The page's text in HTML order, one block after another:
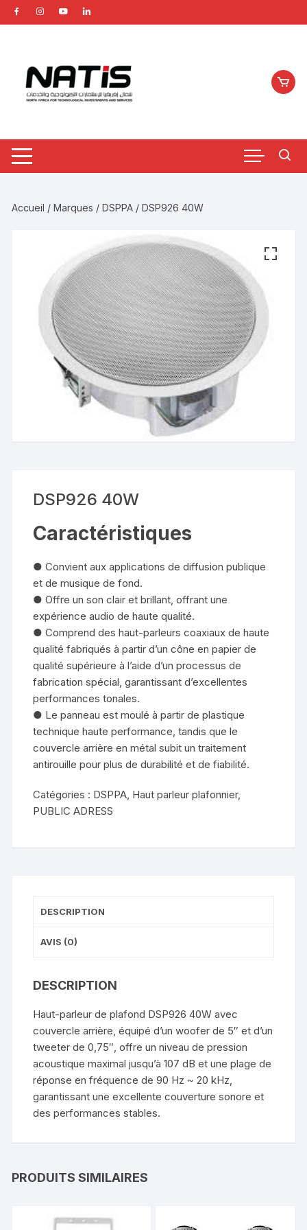
Aller
au
Accueil /Marques /DSPPA / DSP926 40W
DSP926 40W
Caractéristiques
● Convient aux applications de diffusion publique
et de musique de fond.
● Offre un son clair et brillant, offrant une
expérience audio de haute qualité.
● Comprend des haut-parleurs coaxiaux de haute
qualité fabriqués à partir d’un cône en papier de
qualité supérieure à l’aide d’un processus de
fabrication spécial, garantissant d’excellentes
performances tonales.
● Le panneau est moulé à partir de plastique
technique haute performance, tandis que le
couvercle arrière en métal subit un traitement
antirouille pour plus de durabilité et de fiabilité.
Catégories : DSPPA, Haut parleur plafonnier,
PUBLIC ADRESS
DESCRIPTION
AVIS (0)
DESCRIPTION
Haut-parleur de plafond DSP926 40W avec
couvercle arrière, équipé d’un woofer de 5″ et d’un
tweeter de 0,75″, offre un niveau de pression
acoustique maximal jusqu’à 107 dB et une plage de
réponse en fréquence de 90 Hz ~ 20 kHz,
garantissant une excellente couverture sonore et
des performances stables.
PRODUITS SIMILAIRES